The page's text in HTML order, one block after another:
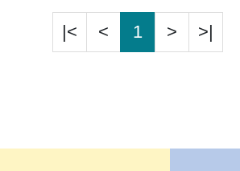
|< < 1 > >|